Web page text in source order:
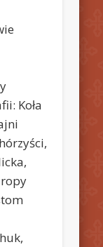
Koła